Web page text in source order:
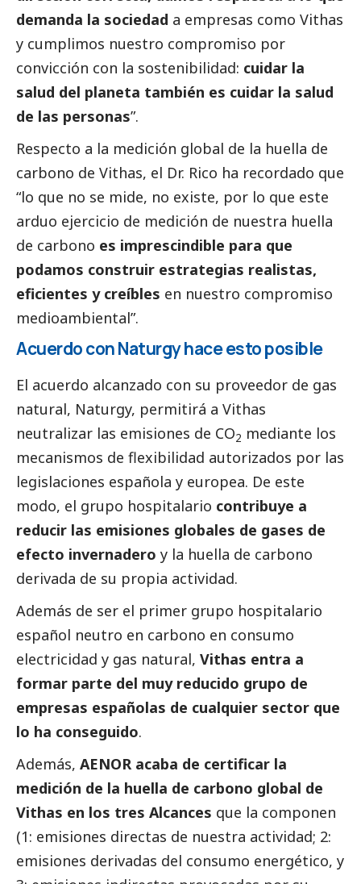
demanda la sociedad a empresas como Vithas
y cumplimos nuestro compromiso por
convicción con la sostenibilidad: cuidar la
salud del planeta también es cuidar la salud
de las personas”.
Respecto a la medición global de la huella de
carbono de Vithas, el Dr. Rico ha recordado que
“lo que no se mide, no existe, por lo que este
arduo ejercicio de medición de nuestra huella
de carbono es imprescindible para que
podamos construir estrategias realistas,
eficientes y creíbles en nuestro compromiso
medioambiental”.
Acuerdo con Naturgy hace esto posible
El acuerdo alcanzado con su proveedor de gas
natural, Naturgy, permitirá a Vithas
neutralizar las emisiones de CO2 mediante los
mecanismos de flexibilidad autorizados por las
legislaciones española y europea. De este
modo, el grupo hospitalario contribuye a
reducir las emisiones globales de gases de
efecto invernadero y la huella de carbono
derivada de su propia actividad.
Además de ser el primer grupo hospitalario
español neutro en carbono en consumo
electricidad y gas natural, Vithas entra a
formar parte del muy reducido grupo de
empresas españolas de cualquier sector que
lo ha conseguido.
Además, AENOR acaba de certificar la
medición de la huella de carbono global de
Vithas en los tres Alcances que la componen
(1: emisiones directas de nuestra actividad; 2:
emisiones derivadas del consumo energético, y